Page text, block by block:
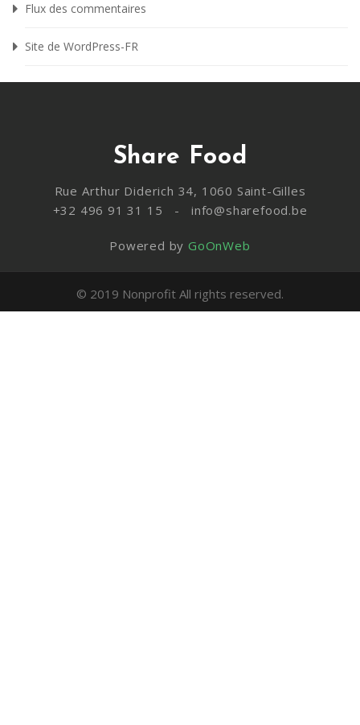
Flux des commentaires
Site de WordPress-FR
Share Food
Rue Arthur Diderich 34, 1060 Saint-Gilles
+32 496 91 31 15 - info@sharefood.be
Powered byGoOnWeb
© 2019 Nonprofit All rights reserved.